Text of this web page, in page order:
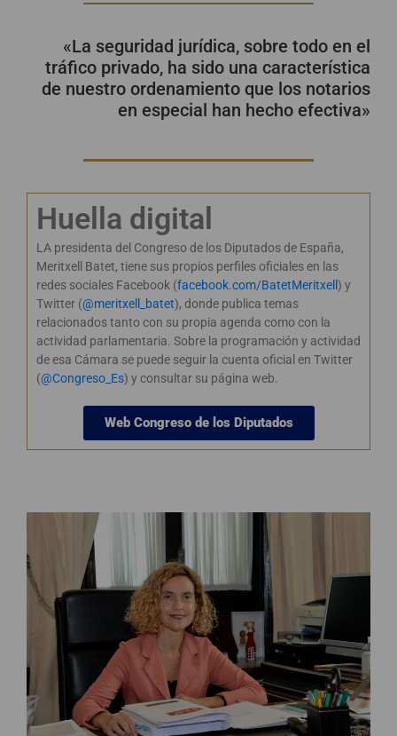
«La seguridad jurídica, sobre todo en el
tráfico privado, ha sido una característica
de nuestro ordenamiento que los notarios
en especial han hecho efectiva»
Huella digital
LA presidenta del Congreso de los Diputados de España,
Meritxell Batet, tiene sus propios perfiles oficiales en las
redes sociales Facebook (facebook.com/BatetMeritxell ) y
Twitter (@meritxell_batet), donde publica temas
relacionados tanto con su propia agenda como con la
actividad parlamentaria. Sobre la programación y actividad
de esa Cámara se puede seguir la cuenta oficial en Twitter
(@Congreso_Es) y consultar su página web.
Web Congreso de los Diputados